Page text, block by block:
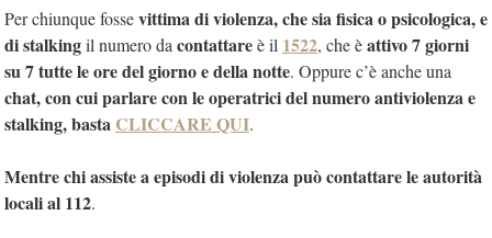
Per chiunque fossevittima di violenza, che sia fisica o psicologica, e
di stalkingil numero dacontattareè il 1522, che èattivo 7 giorni
su 7 tutte le ore del giorno e della notte. Oppure c’è anche una
chat, con cui parlare con le operatrici del numero antiviolenza e
stalking, basta CLICCARE QUI.
Mentre chi assiste a episodi di violenza può contattare le autorità
locali al 112.